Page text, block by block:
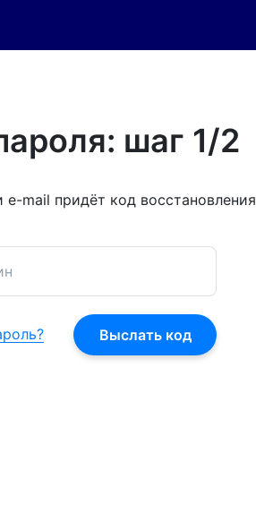
шаг 1/2
mail придёт код восстановления